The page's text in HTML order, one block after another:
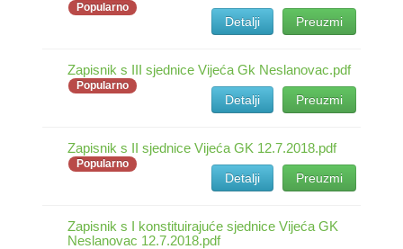
Popularno
Preuzmi
Detalji
Zapisnik s III sjednice Vijeća Gk Neslanovac.pdf
Popularno
Preuzmi
Detalji
Zapisnik s II sjednice Vijeća GK 12.7.2018.pdf
Popularno
Preuzmi
Detalji
Zapisnik s I konstituirajuće sjednice Vijeća GK
Neslanovac 12.7.2018.pdf